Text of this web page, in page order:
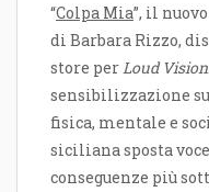
“Colpa Mia”, il
di Barbara Rizzo,
store per Loud Vision
sensibilizzazione
fisica, mentale e
siciliana sposta
conseguenze più